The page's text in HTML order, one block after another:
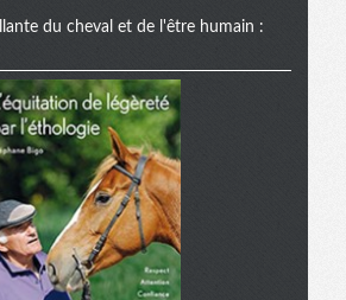
du cheval et de l'être humain :